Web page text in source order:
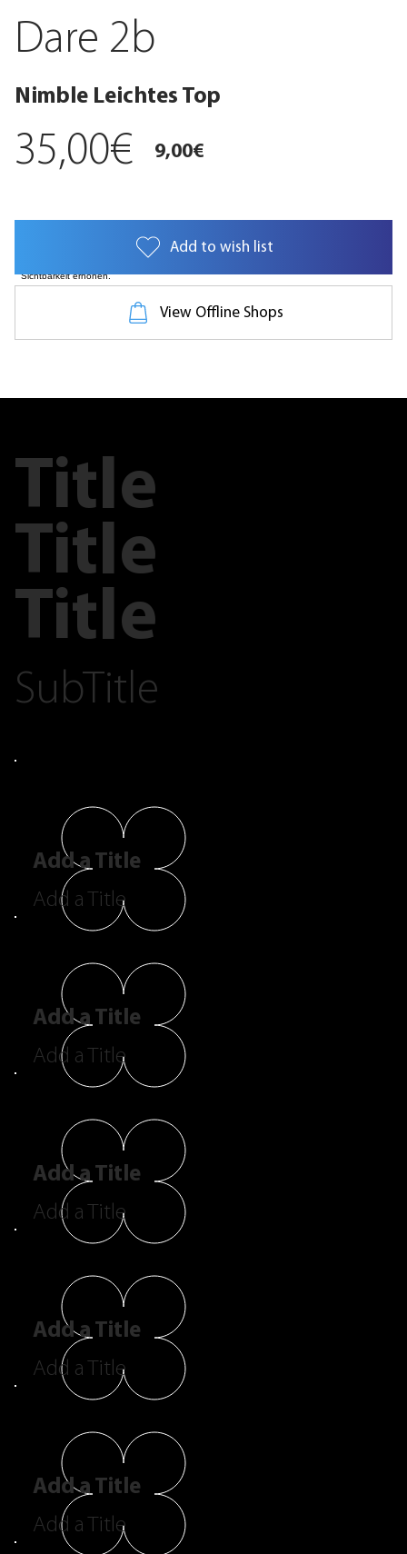
Dare 2b
Nimble Leichtes Top
35,00€ 9,00€
Die Damenweste kombiniert leichtes Material, schnell trocknende Frische und
Geruchskontrolle für alle Aktivitäten von Klettertouren bis zum Fitnesstraining. Die
Sichtbarkeit erhöhen.
Add to wish list
View Offline Shops
Title
Title
Title
SubTitle
Add a Title
Add a Title
Add a Title
Add a Title
Add a Title
Add a Title
Add a Title
Add a Title
Add a Title
Add a Title